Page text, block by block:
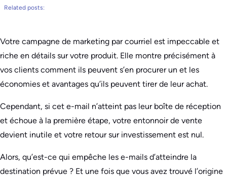
Related posts:
Votre campagne de marketing par courriel est impeccable et
riche en détails sur votre produit. Elle montre précisément à
vos clients comment ils peuvent s’en procurer un et les
économies et avantages qu’ils peuvent tirer de leur achat.
Cependant, si cet e-mail n’atteint pas leur boîte de réception
et échoue à la première étape, votre entonnoir de vente
devient inutile et votre retour sur investissement est nul.
Alors, qu’est-ce qui empêche les e-mails d’atteindre la
destination prévue ? Et une fois que vous avez trouvé l’origine